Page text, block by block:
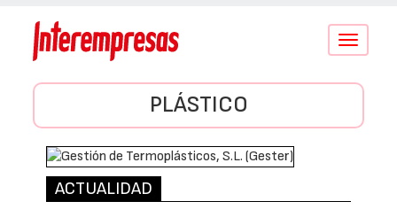
Conmutar
PLÁSTICO
ACTUALIDAD